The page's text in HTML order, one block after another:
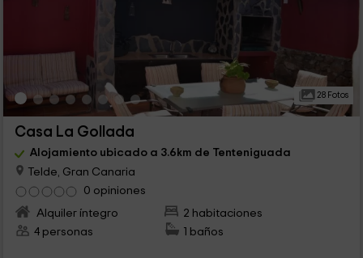
28 Fotos
Casa La Gollada
Alojamiento ubicado a 3.6km de Tenteniguada
Telde, Gran Canaria
0 opiniones
Alquiler íntegro
2 habitaciones
4 personas
1 baños